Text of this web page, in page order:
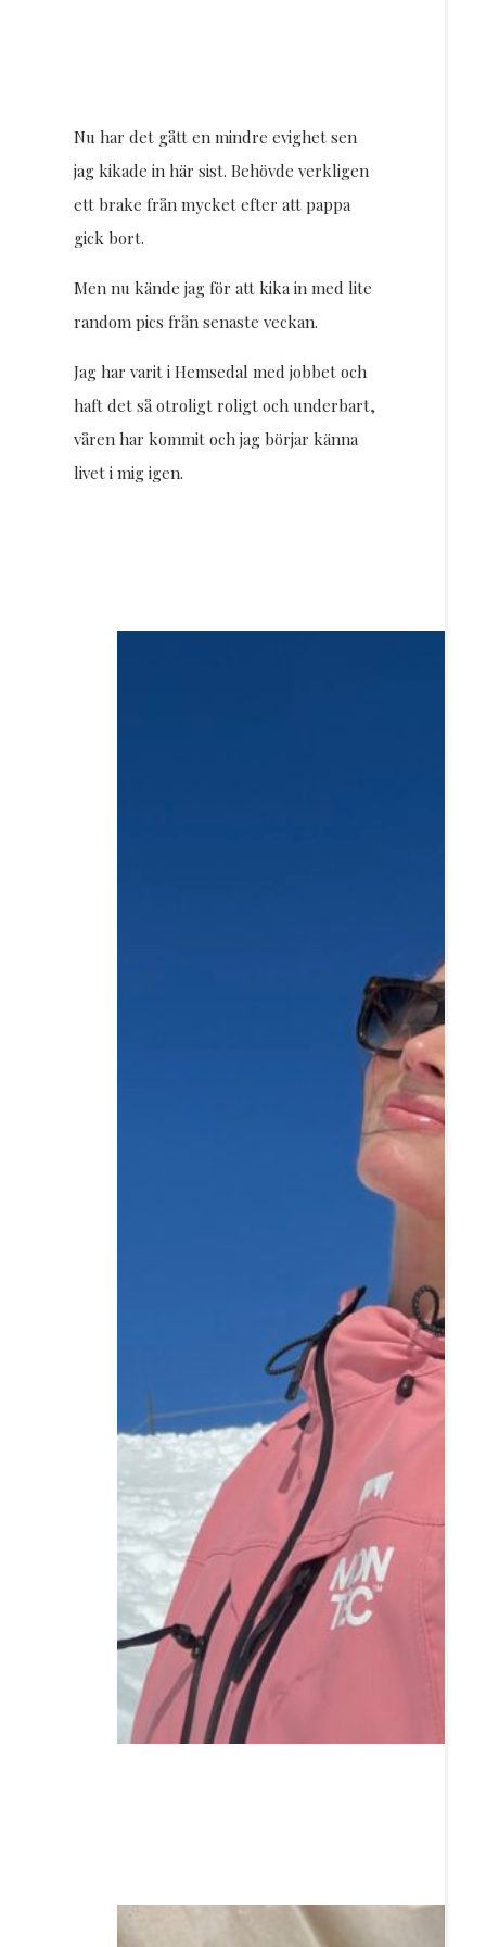
Nu har det gått en mindre evighet sen
jag kikade in här sist. Behövde verkligen
ett brake från mycket efter att pappa
gick bort.
Men nu kände jag för att kika in med lite
random pics från senaste veckan.
Jag har varit i Hemsedal med jobbet och
haft det så otroligt roligt och underbart,
våren har kommit och jag börjar känna
livet i mig igen.